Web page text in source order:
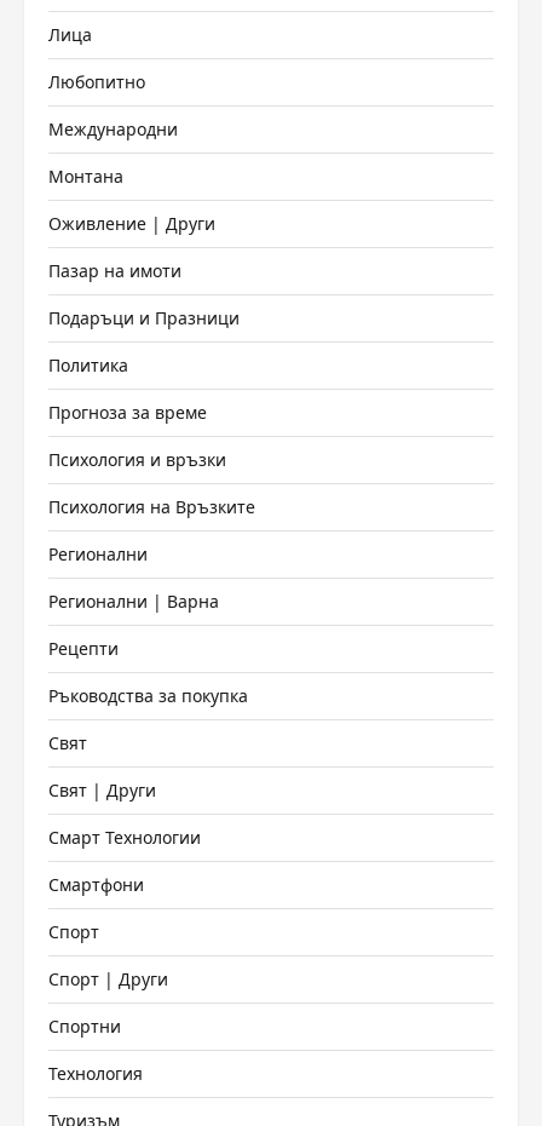
Лица
Любопитно
Международни
Монтана
Оживление | Други
Пазар на имоти
Подаръци и Празници
Политика
Прогноза за време
Психология и връзки
Психология на Връзките
Регионални
Регионални | Варна
Рецепти
Ръководства за покупка
Свят
Свят | Други
Смарт Технологии
Смартфони
Спорт
Спорт | Други
Спортни
Технология
Туризъм